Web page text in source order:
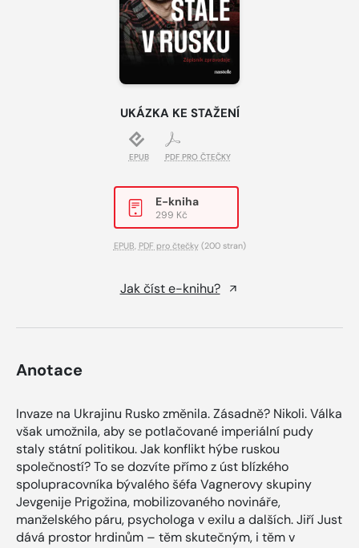
UKÁZKA KE STAŽENÍ
EPUB PDF PRO ČTEČKY
E-kniha
299 Kč
EPUB, PDF pro čtečky(200 stran)
Jak číst e-knihu?
Anotace
Invaze na Ukrajinu Rusko změnila. Zásadně? Nikoli. Válka
však umožnila, aby se potlačované imperiální pudy
staly státní politikou. Jak konflikt hýbe ruskou
společností? To se dozvíte přímo z úst blízkého
spolupracovníka bývalého šéfa Vagnerovy skupiny
Jevgenije Prigožina, mobilizovaného novináře,
manželského páru, psychologa v exilu a dalších. Jiří Just
dává prostor hrdinům – těm skutečným, i těm v